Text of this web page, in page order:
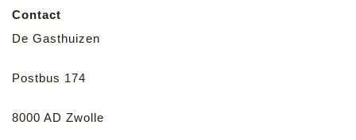
Contact
De Gasthuizen
Postbus 174
8000 AD Zwolle